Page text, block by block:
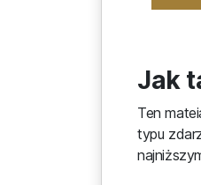
Jak
Ten
typu